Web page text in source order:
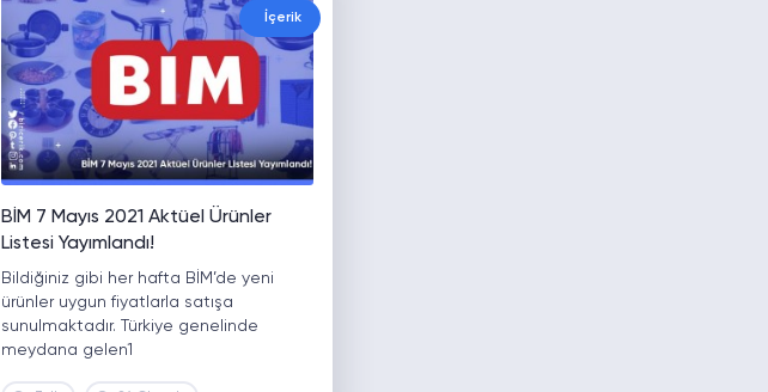
İçerik
BİM 7 Mayıs 2021 Aktüel Ürünler
Listesi Yayımlandı!
Bildiğiniz gibi her hafta BİM’de yeni
ürünler uygun fiyatlarla satışa
sunulmaktadır. Türkiye genelinde
meydana gelen1